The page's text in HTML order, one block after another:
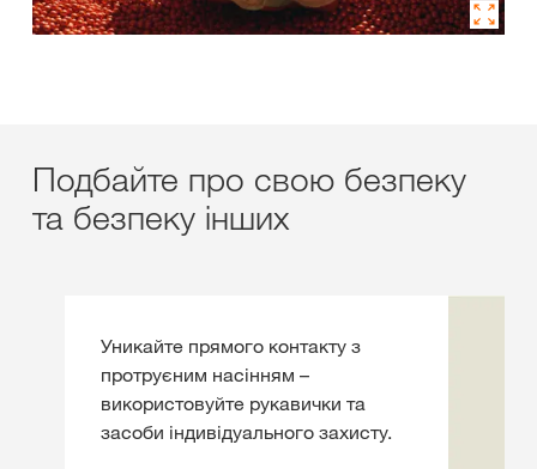
Подбайте про свою безпеку
та безпеку інших
Уникайте прямого контакту з
протруєним насінням –
використовуйте рукавички та
засоби індивідуального захисту.